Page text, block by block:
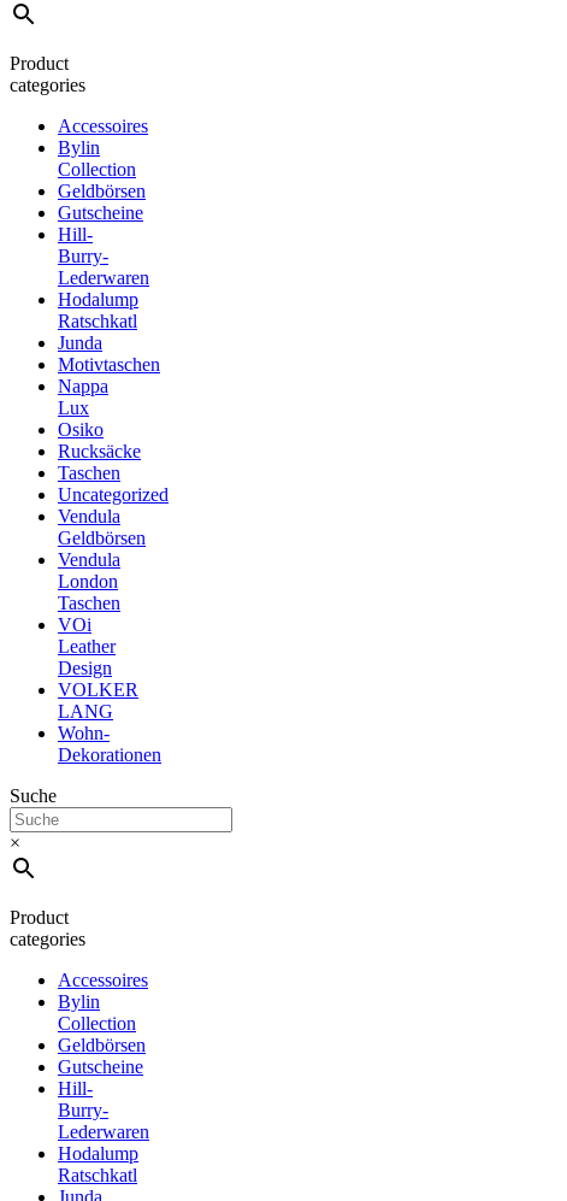
Product
categories
Accessoires
Bylin
Collection
Geldbörsen
Gutscheine
Hill-
Burry-
Lederwaren
Hodalump
Ratschkatl
Junda
Motivtaschen
Nappa
Lux
Osiko
Rucksäcke
Taschen
Uncategorized
Vendula
Geldbörsen
Vendula
London
Taschen
VOi
Leather
Design
VOLKER
LANG
Wohn-
Dekorationen
Suche
×
Product
categories
Accessoires
Bylin
Collection
Geldbörsen
Gutscheine
Hill-
Burry-
Lederwaren
Hodalump
Ratschkatl
Junda